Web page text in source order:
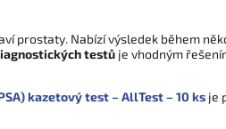
prostaty. Nabízí výsledek během
testů je vhodným
kazetový test – AllTest – 10 ks je